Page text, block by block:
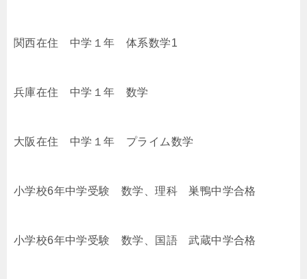
関西在住 中学１年 体系数学1
兵庫在住 中学１年 数学
大阪在住 中学１年 プライム数学
小学校6年中学受験 数学、理科 巣鴨中学合格
小学校6年中学受験 数学、国語 武蔵中学合格